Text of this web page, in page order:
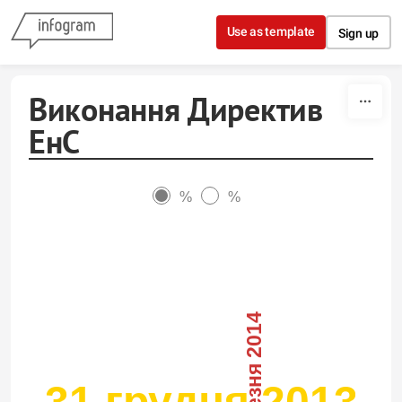
Skip to content
Use as template Sign up
Виконання Директив
ЕнС
% %